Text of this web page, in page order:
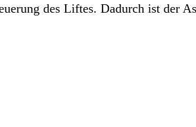
des Liftes. Dadurch ist der